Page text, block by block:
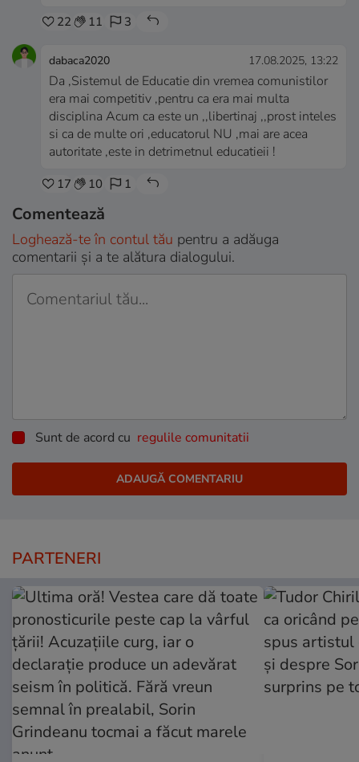
22 11 3
dabaca2020 17.08.2025, 13:22
Da ,Sistemul de Educatie din vremea comunistilor
era mai competitiv ,pentru ca era mai multa
disciplina Acum ca este un ,,libertinaj ,,prost inteles
si ca de multe ori ,educatorul NU ,mai are acea
autoritate ,este in detrimetnul educatieii !
17 10 1
Comentează
Loghează-te în contul tău pentru a adăuga
comentarii și a te alătura dialogului.
Sunt de acord cu regulile comunitatii
PARTENERI